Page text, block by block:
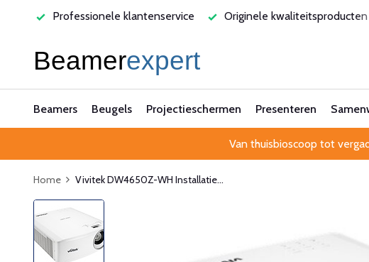
klantenservice Originele kwaliteitsproducten Laagste
Beamers Beugels Projectieschermen Presenteren
Van thuisbioscoop tot
Home Vivitek DW4650Z-WH Installatie...